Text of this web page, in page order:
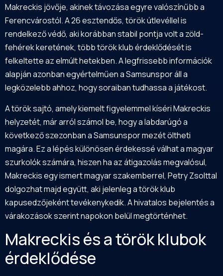
Makreckis jövője, akinek távozása egyre valószínűbb a
Ferencvárostól. A 26 esztendős, török útlevéllel is
rendelkező védő, aki korábban stabil pontja volt a zöld-
fehérek keretének, több török klub érdeklődését is
felkeltette az elmúlt hetekben. A legfrissebb információk
alapján azonban egyértelműen a Samsunspor áll a
legközelebb ahhoz, hogy soraiban tudhassa a játékost.
A török sajtó, amely kiemelt figyelemmel kíséri Makreckis
helyzetét, már arról számol be, hogy a labdarúgó a
következő szezonban a Samsunspor mezét öltheti
magára. Ez a lépés különösen érdekessé válhat a magyar
szurkolók számára, hiszen ha az átigazolás megvalósul,
Makreckis egy ismert magyar szakemberrel, Petry Zsolttal
dolgozhat majd együtt, aki jelenleg a török klub
kapusedzőjeként tevékenykedik. A hivatalos bejelentés a
várakozások szerint napokon belül megtörténhet.
Makreckis és a török klubok
érdeklődése